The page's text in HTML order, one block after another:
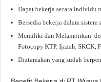
Dapat bekerja secara individu
Bersedia bekerja dalam
Memiliki dan Melampirkan
Fotocopy KTP, Ijazah, SKCK,
Diutamakan yang sudah